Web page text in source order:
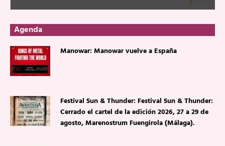
Agenda
Manowar: Manowar vuelve a España
Festival Sun & Thunder: Festival Sun & Thunder:
Cerrado el cartel de la edición 2026, 27 a 29 de
agosto, Marenostrum Fuengirola (Málaga).